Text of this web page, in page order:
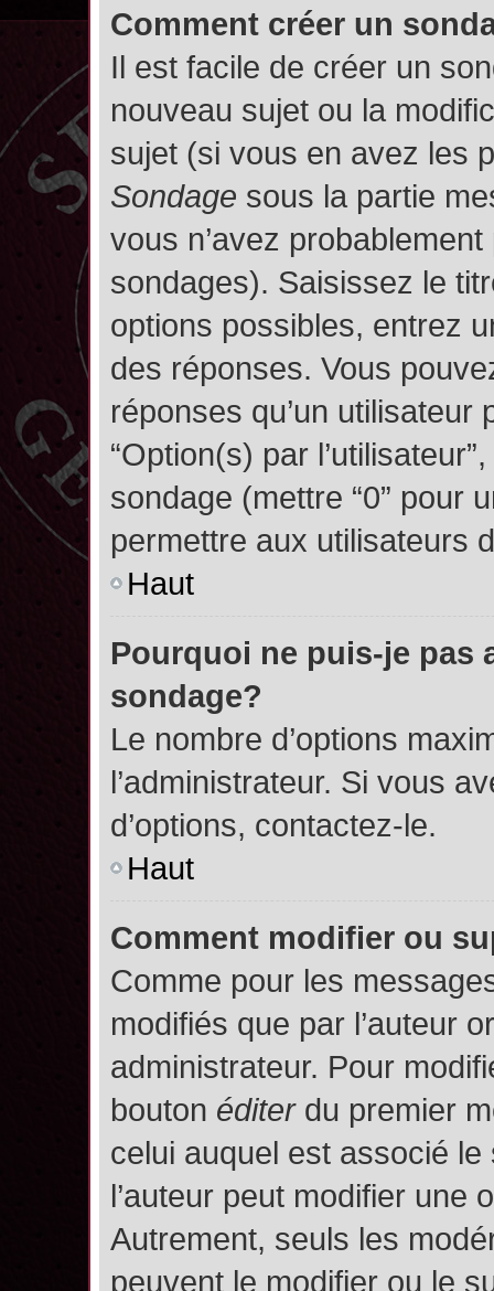
Comment créer un
Il est facile de créer un
nouveau sujet ou la
sujet (si vous en avez les
Sondage sous la partie
vous n’avez
sondages). Saisissez le
options possibles, entrez
des réponses. Vous
réponses qu’un
“Option(s) par
sondage (mettre “0” pour
permettre aux utilisateurs
Haut
Pourquoi ne puis-je pas
sondage?
Le nombre d’options
l’administrateur. Si vous
d’options, contactez-le.
Haut
Comment modifier ou
Comme pour les
modifiés que par l’auteur
administrateur. Pour
bouton éditerdu premier
celui auquel est associé le
l’auteur peut modifier une
Autrement, seuls les
peuvent le modifier ou le